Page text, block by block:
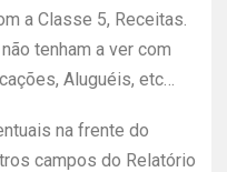
a Classe 5, Receitas.
tenham a ver com
Aluguéis, etc…
na frente do
campos do Relatório